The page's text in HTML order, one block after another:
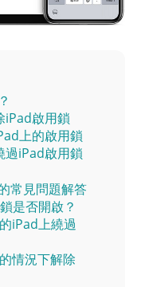
iPad啟用鎖
上的啟用鎖
過iPad啟用鎖
常見問題解答
是否開啟？
iPad上繞過
情況下解除